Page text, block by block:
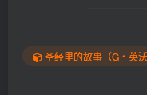
圣经里的故事（G‧英沃